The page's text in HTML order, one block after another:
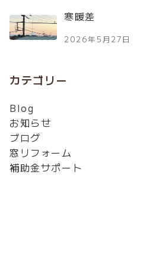
寒暖差
2026年5月27日
カテゴリー
Blog
お知らせ
ブログ
窓リフォーム
補助金サポート